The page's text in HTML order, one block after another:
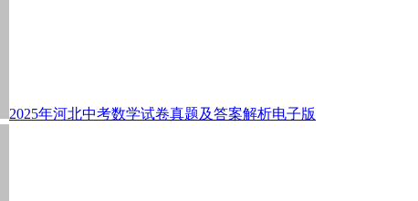
2025年河北中考数学试卷真题及答案解析电子版